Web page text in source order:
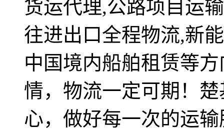
货运代理,公路项目运
往进出口全程物流,新
中国境内船舶租赁等
情，物流一定可期！
心，做好每一次的运